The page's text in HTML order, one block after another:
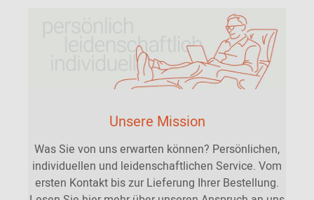
Unsere Mission
Was Sie von uns erwarten können? Persönlichen,
individuellen und leidenschaftlichen Service. Vom
ersten Kontakt bis zur Lieferung Ihrer Bestellung.